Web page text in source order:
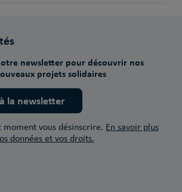
newsletter pour découvrir nos
projets solidaires
la newsletter
moment vous désinscrire. En savoir plus
données et vos droits.